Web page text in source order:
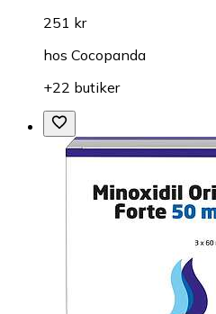
251 kr
hos Cocopanda
+22 butiker